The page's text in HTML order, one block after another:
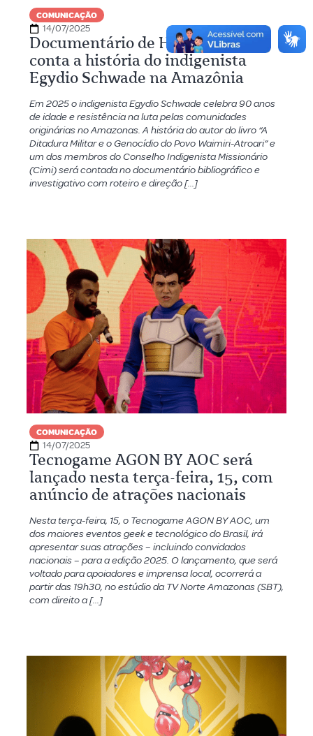
COMUNICAÇÃO
14/07/2025
Documentário de Heraldo Daniel
conta a história do indigenista
Egydio Schwade na Amazônia
Em 2025 o indigenista Egydio Schwade celebra 90 anos
de idade e resistência na luta pelas comunidades
originárias no Amazonas. A história do autor do livro “A
Ditadura Militar e o Genocídio do Povo Waimiri-Atroari” e
um dos membros do Conselho Indigenista Missionário
(Cimi) será contada no documentário bibliográfico e
investigativo com roteiro e direção […]
COMUNICAÇÃO
14/07/2025
Tecnogame AGON BY AOC será
lançado nesta terça-feira, 15, com
anúncio de atrações nacionais
Nesta terça-feira, 15, o Tecnogame AGON BY AOC, um
dos maiores eventos geek e tecnológico do Brasil, irá
apresentar suas atrações – incluindo convidados
nacionais – para a edição 2025. O lançamento, que será
voltado para apoiadores e imprensa local, ocorrerá a
partir das 19h30, no estúdio da TV Norte Amazonas (SBT),
com direito a […]